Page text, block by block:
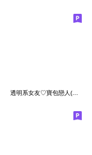
透明系女友♡寶包戀人(女友篇)